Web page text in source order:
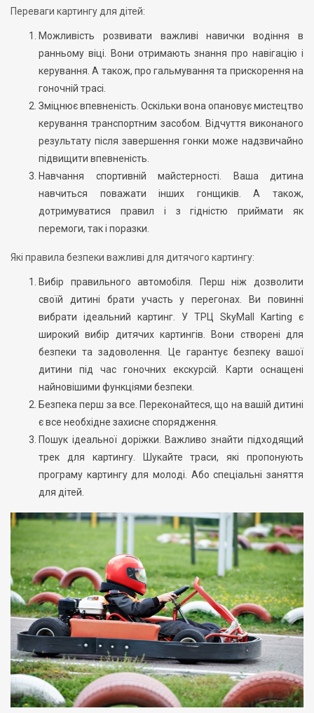
Переваги картингу для дітей:
Можливість розвивати важливі навички водіння в
ранньому віці. Вони отримають знання про навігацію і
керування. А також, про гальмування та прискорення на
гоночній трасі.
Зміцнює впевненість. Оскільки вона опановує мистецтво
керування транспортним засобом. Відчуття виконаного
результату після завершення гонки може надзвичайно
підвищити впевненість.
Навчання спортивній майстерності. Ваша дитина
навчиться поважати інших гонщиків. А також,
дотримуватися правил і з гідністю приймати як
перемоги, так і поразки.
Які правила безпеки важливі для дитячого картингу:
Вибір правильного автомобіля. Перш ніж дозволити
своїй дитині брати участь у перегонах. Ви повинні
вибрати ідеальний картинг. У ТРЦ SkyMall Karting є
широкий вибір дитячих картингів. Вони створені для
безпеки та задоволення. Це гарантує безпеку вашої
дитини під час гоночних екскурсій. Карти оснащені
найновішими функціями безпеки.
Безпека перш за все. Переконайтеся, що на вашій дитині
є все необхідне захисне спорядження.
Пошук ідеальної доріжки. Важливо знайти підходящий
трек для картингу. Шукайте траси, які пропонують
програму картингу для молоді. Або спеціальні заняття
для дітей.